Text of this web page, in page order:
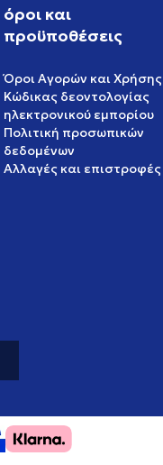
όροι και
προϋποθέσεις
Όροι Αγορών και Χρήσης
Κώδικας δεοντολογίας
ηλεκτρονικού εμπορίου
Πολιτική προσωπικών
δεδομένων
Αλλαγές και επιστροφές